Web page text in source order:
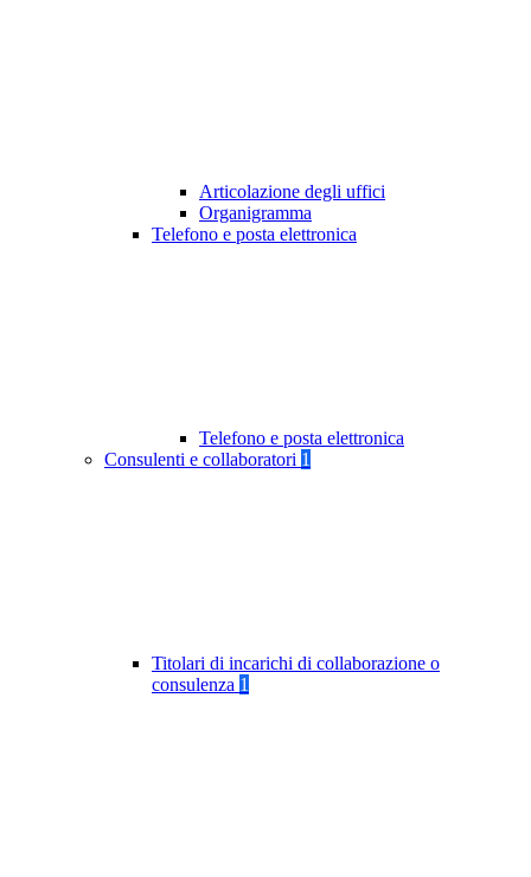
Articolazione degli uffici
Organigramma
Telefono e posta elettronica
Telefono e posta elettronica
Consulenti e collaboratori 1
Titolari di incarichi di collaborazione o
consulenza 1